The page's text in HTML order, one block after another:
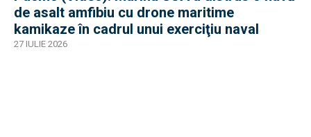
de asalt amfibiu cu drone maritime
kamikaze în cadrul unui exerciţiu naval
27 IULIE 2026